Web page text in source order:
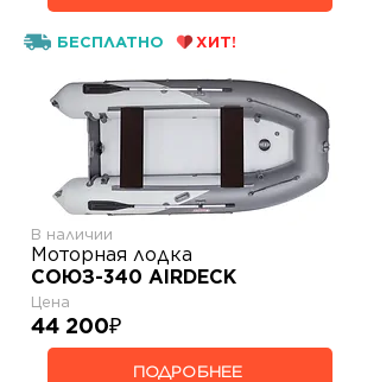
БЕСПЛАТНО ХИТ!
В наличии
Моторная лодка
СОЮЗ-340 AIRDECK
Цена
44 200₽
ПОДРОБНЕЕ